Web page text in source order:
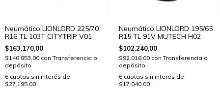
Neumático LIONLORD 225/70
R16 TL 103T CITYTRIP V01
$163.170,00
$146.853,00 con Transferencia o
depósito
6 cuotas sin interés de
$27.195,00
Neumático LIONLORD 195/65
R15 TL 91V MUTECH H02
$102.240,00
$92.016,00 con Transferencia o
depósito
6 cuotas sin interés de
$17.040,00